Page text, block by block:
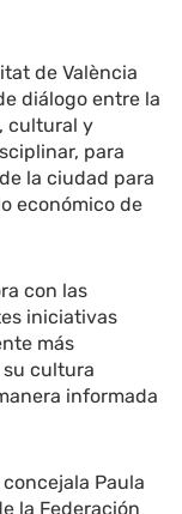
de València
diálogo entre la
cultural y
para
la ciudad para
económico de
con las
iniciativas
más
su cultura
informada
Paula
la Federación